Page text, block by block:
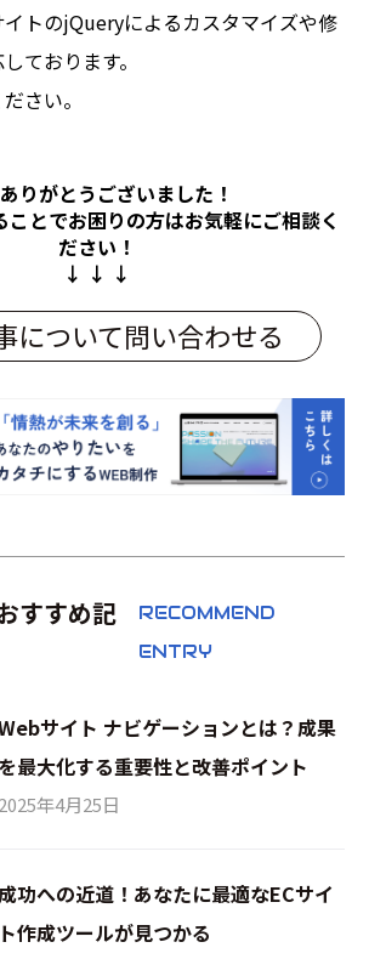
トのjQueryによるカスタマイズや修
ております。
さい。
りがとうございました！
ことでお困りの方はお気軽にご相談く
ださい！
↓ ↓ ↓
について問い合わせる
すすめ記
RECOMMEND
ENTRY
サイト ナビゲーションとは？成果
を最大化する重要性と改善ポイント
2025年4月25日
成功への近道！あなたに最適なECサイ
ト作成ツールが見つかる